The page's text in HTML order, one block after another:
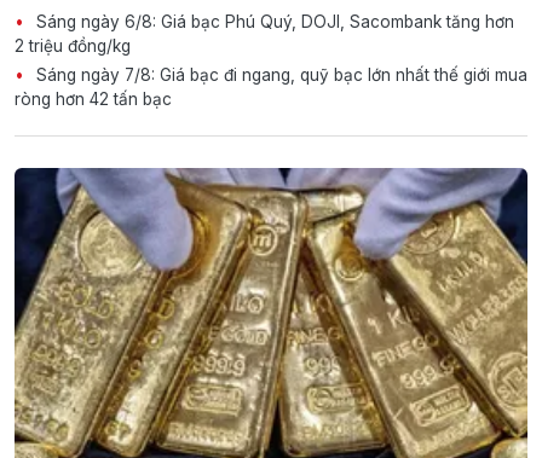
Sáng ngày 6/8: Giá bạc Phú Quý, DOJI, Sacombank tăng hơn
2 triệu đồng/kg
Sáng ngày 7/8: Giá bạc đi ngang, quỹ bạc lớn nhất thế giới mua
ròng hơn 42 tấn bạc